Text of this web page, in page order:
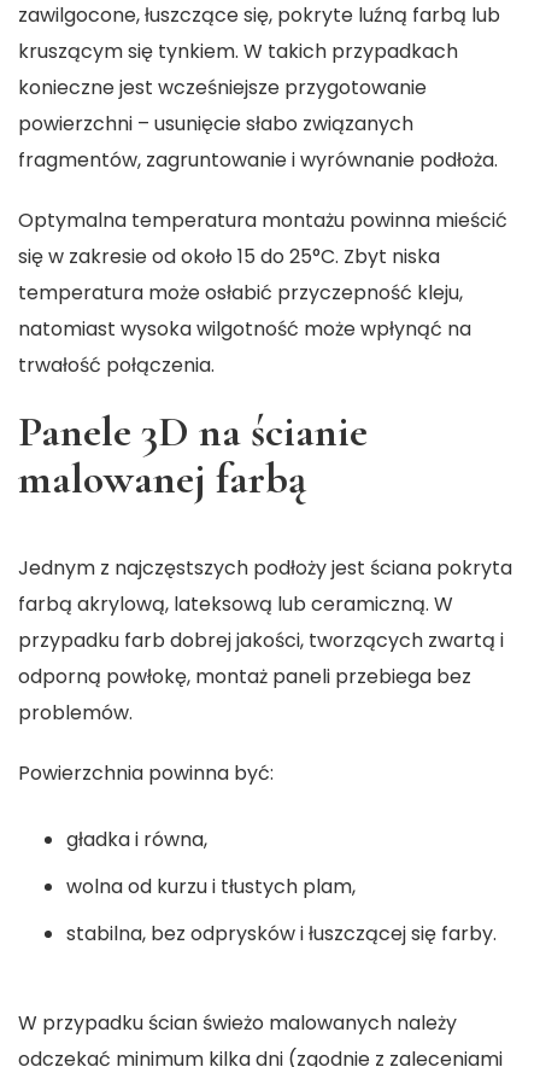
zawilgocone, łuszczące się, pokryte luźną farbą lub
kruszącym się tynkiem. W takich przypadkach
konieczne jest wcześniejsze przygotowanie
powierzchni – usunięcie słabo związanych
fragmentów, zagruntowanie i wyrównanie podłoża.
Optymalna temperatura montażu powinna mieścić
się w zakresie od około 15 do 25°C. Zbyt niska
temperatura może osłabić przyczepność kleju,
natomiast wysoka wilgotność może wpłynąć na
trwałość połączenia.
Panele 3D na ścianie
malowanej farbą
Jednym z najczęstszych podłoży jest ściana pokryta
farbą akrylową, lateksową lub ceramiczną. W
przypadku farb dobrej jakości, tworzących zwartą i
odporną powłokę, montaż paneli przebiega bez
problemów.
Powierzchnia powinna być:
gładka i równa,
wolna od kurzu i tłustych plam,
stabilna, bez odprysków i łuszczącej się farby.
W przypadku ścian świeżo malowanych należy
odczekać minimum kilka dni (zgodnie z zaleceniami